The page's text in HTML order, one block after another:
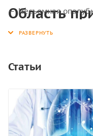
Область
Несъемная
Статьи